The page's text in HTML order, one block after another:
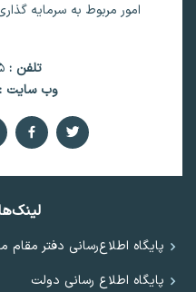
امور مربوط به سرمایه
تلفن :
وب سایت :
پایگاه اطلاع‌رسانی دفتر مقام
پایگاه اطلاع رسانی دولت